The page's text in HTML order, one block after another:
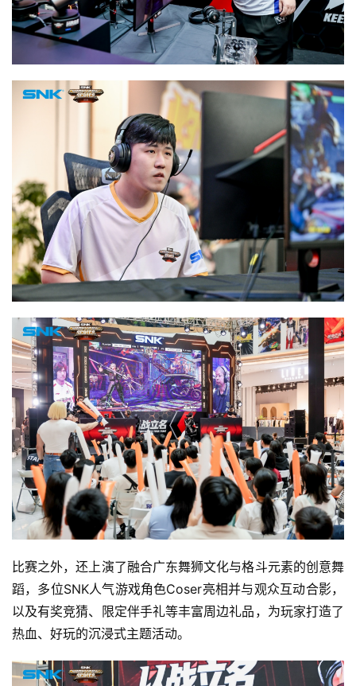
茶
对
接
站
中
文
(
国
)
比赛之外，还上演了融合广东舞狮文化与格斗元素的创意舞
蹈，多位SNK人气游戏角色Coser亮相并与观众互动合影，
以及有奖竞猜、限定伴手礼等丰富周边礼品，为玩家打造了
热血、好玩的沉浸式主题活动。